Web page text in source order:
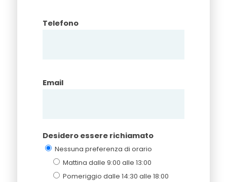
Telefono
Email
Desidero essere richiamato
Nessuna preferenza di orario
Mattina dalle 9:00 alle 13:00
Pomeriggio dalle 14:30 alle 18:00